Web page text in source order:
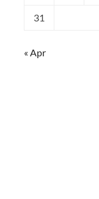
31
« Apr